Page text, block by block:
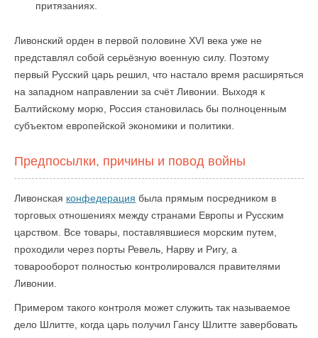
притязаниях.
Ливонский орден в первой половине XVI века уже не
представлял собой серьёзную военную силу. Поэтому
первый Русский царь решил, что настало время расширяться
на западном направлении за счёт Ливонии. Выходя к
Балтийскому морю, Россия становилась бы полноценным
субъектом европейской экономики и политики.
Предпосылки, причины и повод войны
Ливонская конфедерация была прямым посредником в
торговых отношениях между странами Европы и Русским
царством. Все товары, поставлявшиеся морским путем,
проходили через порты Ревель, Нарву и Ригу, а
товарооборот полностью контролировался правителями
Ливонии.
Примером такого контроля может служить так называемое
дело Шлитте, когда царь получил Гансу Шлитте завербовать